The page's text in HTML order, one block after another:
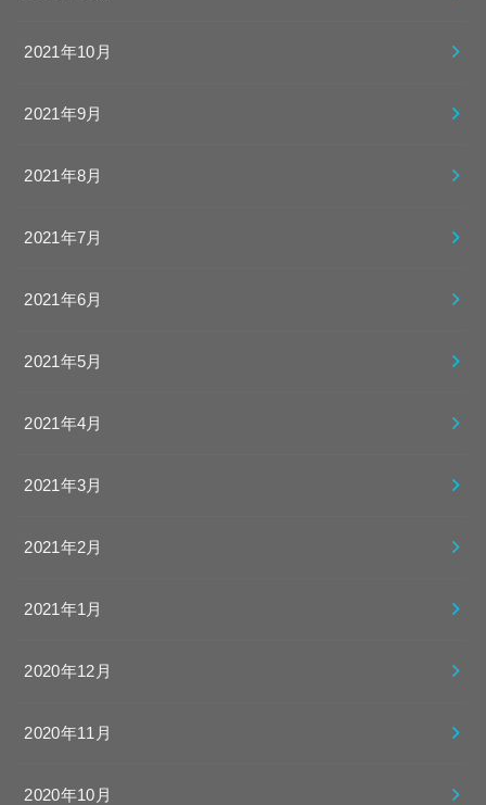
2021年10月
2021年9月
2021年8月
2021年7月
2021年6月
2021年5月
2021年4月
2021年3月
2021年2月
2021年1月
2020年12月
2020年11月
2020年10月